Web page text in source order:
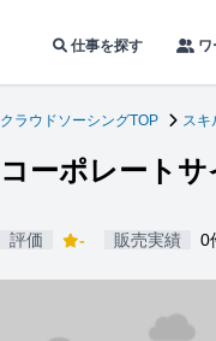
仕事を探す ワ
クラウドソーシングTOP スキ
コーポレート
評価 - 販売実績 0